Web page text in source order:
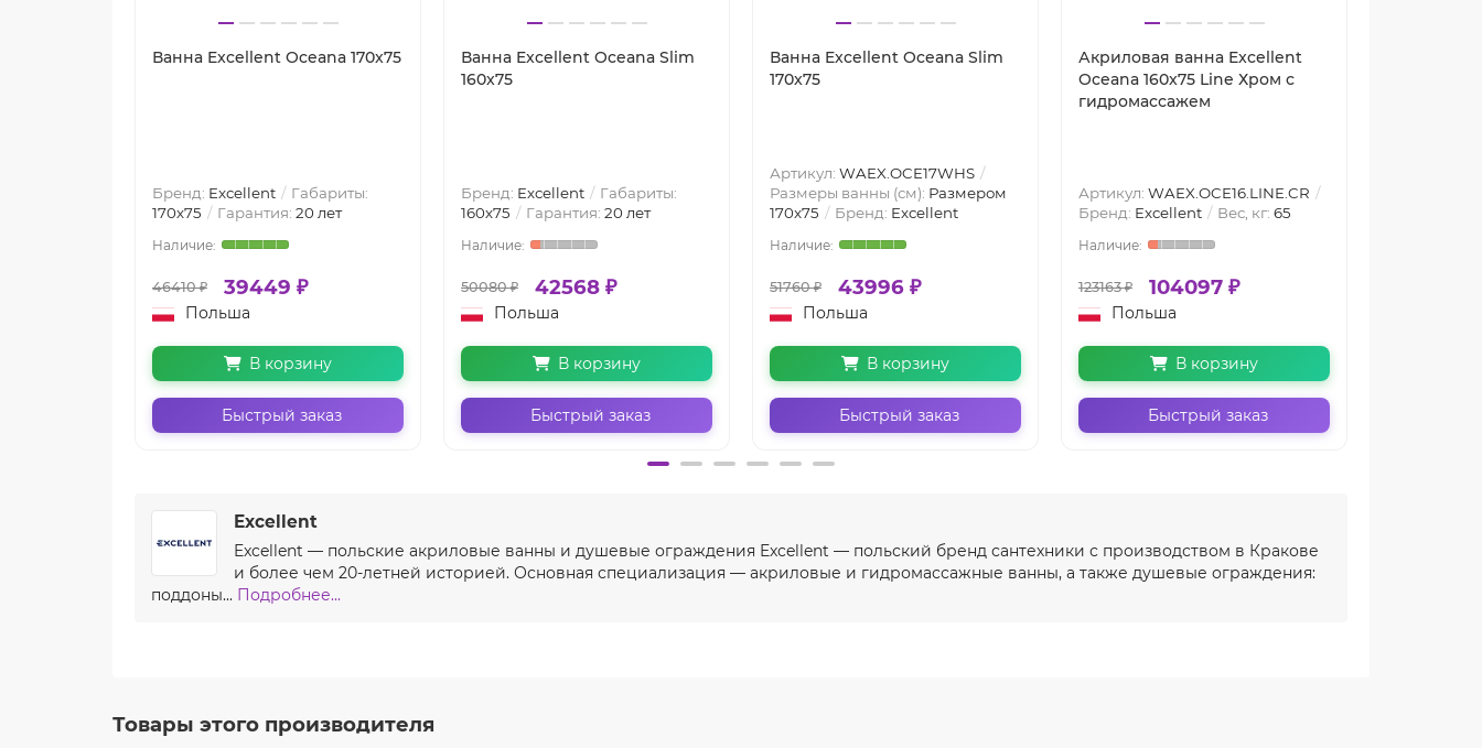
Ванна Excellent Oceana 170x75
Бренд: Excellent
Габариты:
170х75
Гарантия: 20 лет
46410 ₽ 39449 ₽
Польша
В корзину
Быстрый заказ
Ванна Excellent Oceana Slim
160x75
Бренд: Excellent
Габариты:
160х75
Гарантия: 20 лет
50080 ₽ 42568 ₽
Польша
В корзину
Быстрый заказ
Ванна Excellent Oceana Slim
170x75
Артикул: WAEX.OCE17WHS
Размеры ванны (см): Размером
170x75
Бренд: Excellent
51760 ₽ 43996 ₽
Польша
В корзину
Быстрый заказ
Акриловая ванна Excellent
Oceana 160x75 Line Хром с
гидромассажем
Артикул: WAEX.OCE16.LINE.CR
Бренд: Excellent Вес, кг: 65
123163 ₽ 104097 ₽
Польша
В корзину
Быстрый заказ
Excellent
Excellent — польские акриловые ванны и душевые ограждения Excellent — польский бренд сантехники с производством в Кракове
и более чем 20-летней историей. Основная специализация — акриловые и гидромассажные ванны, а также душевые ограждения:
поддоны... Подробнее...
Товары этого производителя